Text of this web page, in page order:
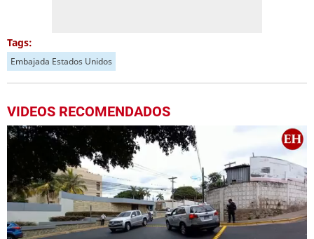
Tags:
Embajada Estados Unidos
VIDEOS RECOMENDADOS